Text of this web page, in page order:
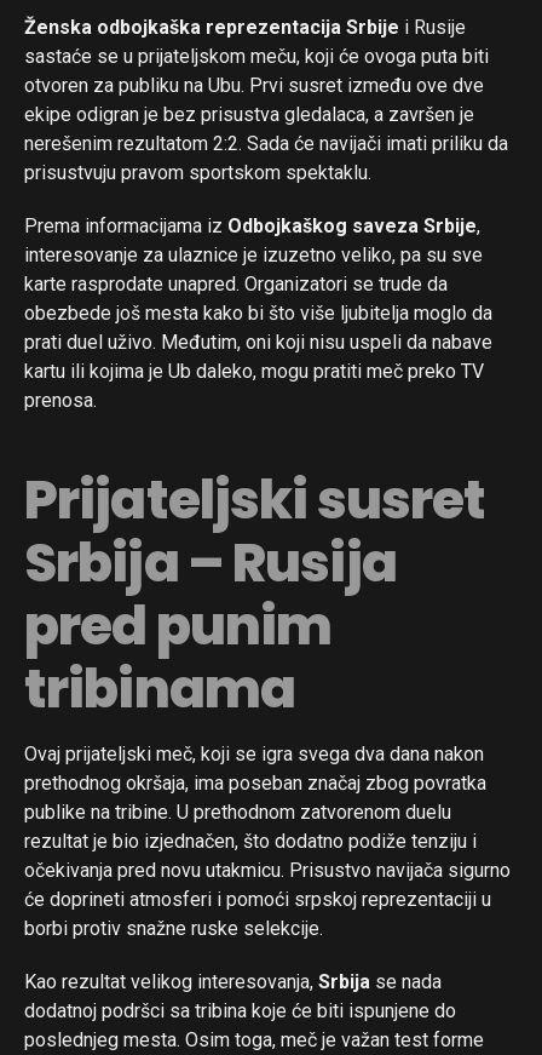
Ženska odbojkaška reprezentacija Srbije i Rusije
sastaće se u prijateljskom meču, koji će ovoga puta biti
otvoren za publiku na Ubu. Prvi susret između ove dve
ekipe odigran je bez prisustva gledalaca, a završen je
nerešenim rezultatom 2:2. Sada će navijači imati priliku da
prisustvuju pravom sportskom spektaklu.
Prema informacijama iz Odbojkaškog saveza Srbije,
interesovanje za ulaznice je izuzetno veliko, pa su sve
karte rasprodate unapred. Organizatori se trude da
obezbede još mesta kako bi što više ljubitelja moglo da
prati duel uživo. Međutim, oni koji nisu uspeli da nabave
kartu ili kojima je Ub daleko, mogu pratiti meč preko TV
prenosa.
Prijateljski susret
Srbija – Rusija
pred punim
tribinama
Ovaj prijateljski meč, koji se igra svega dva dana nakon
prethodnog okršaja, ima poseban značaj zbog povratka
publike na tribine. U prethodnom zatvorenom duelu
rezultat je bio izjednačen, što dodatno podiže tenziju i
očekivanja pred novu utakmicu. Prisustvo navijača sigurno
će doprineti atmosferi i pomoći srpskoj reprezentaciji u
borbi protiv snažne ruske selekcije.
Kao rezultat velikog interesovanja, Srbija se nada
dodatnoj podršci sa tribina koje će biti ispunjene do
poslednjeg mesta. Osim toga, meč je važan test forme